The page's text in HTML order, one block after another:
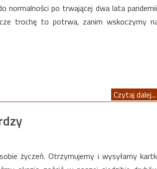
normalności po trwającej dwa lata
trochę to potrwa, zanim wskoczymy
Czytaj dalej...
życzeń. Otrzymujemy i wysyłamy